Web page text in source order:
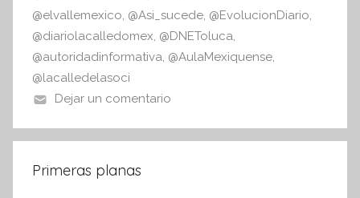
@elvallemexico, @Asi_sucede, @EvolucionDiario,
@diariolacalledomex, @DNEToluca,
@autoridadinformativa, @AulaMexiquense,
@lacalledelasoci
Dejar un comentario
Primeras planas